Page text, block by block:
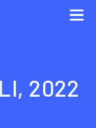
2022